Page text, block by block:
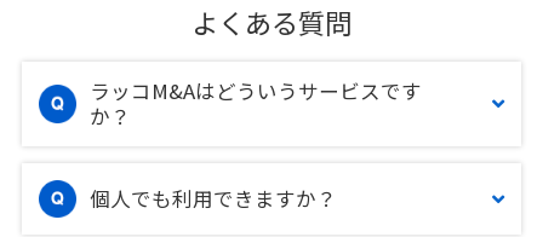
よくある質問
ラッコM&Aはどういうサービスです
か？
個人でも利用できますか？